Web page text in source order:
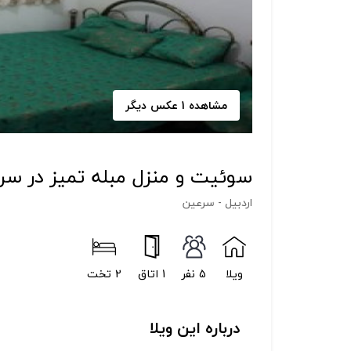
مشاهده 1 عکس دیگر
سوئیت و منزل مبله تمیز در
اردبیل - سرعین
ویلا 5 نفر 1 اتاق 2 تخت
درباره این ویلا